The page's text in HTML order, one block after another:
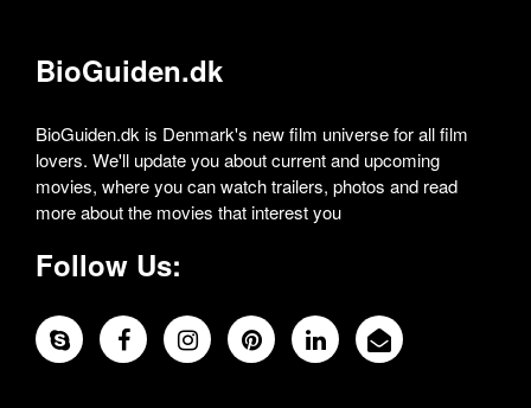
BioGuiden.dk
BioGuiden.dk is Denmark's new film universe for all film
lovers. We'll update you about current and upcoming
movies, where you can watch trailers, photos and read
more about the movies that interest you
Follow Us: